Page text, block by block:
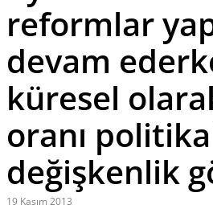
reformlar
devam
küresel
oranı
değişkenlik
19 Kasım 2013